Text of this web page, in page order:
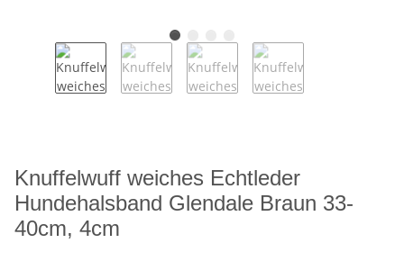
Knuffelwuff weiches Echtleder
Hundehalsband Glendale Braun 33-
40cm, 4cm